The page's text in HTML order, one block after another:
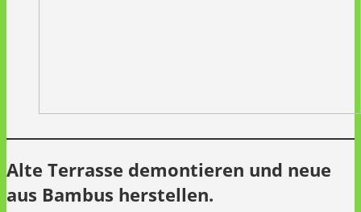
Alte Terrasse demontieren und neue
aus Bambus herstellen.